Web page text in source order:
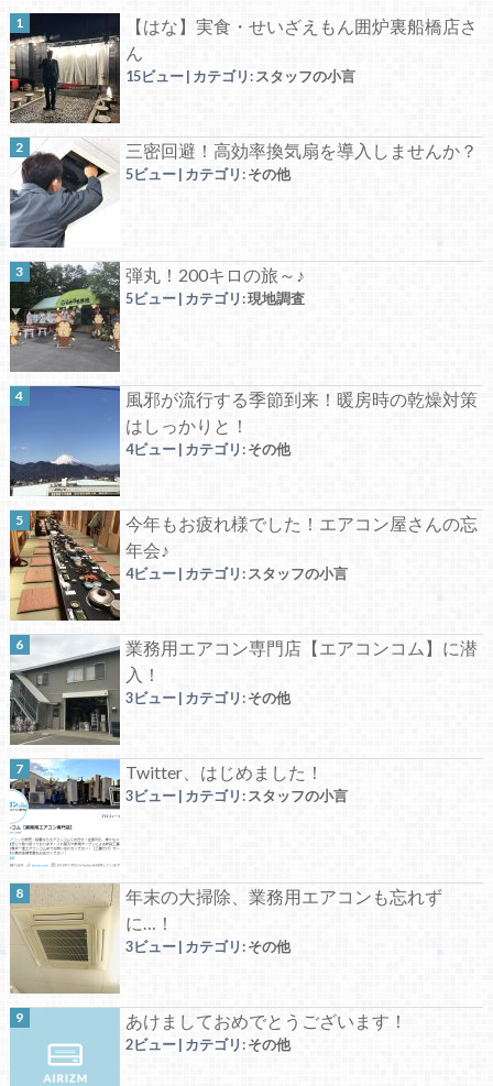
【はな】実食・せいざえもん囲炉裏船橋店さ
ん
15ビュー| カテゴリ: スタッフの小言
三密回避！高効率換気扇を導入しませんか？
5ビュー| カテゴリ:その他
弾丸！200キロの旅～♪
5ビュー| カテゴリ:現地調査
風邪が流行する季節到来！暖房時の乾燥対策
はしっかりと！
4ビュー| カテゴリ:その他
今年もお疲れ様でした！エアコン屋さんの忘
年会♪
4ビュー| カテゴリ: スタッフの小言
業務用エアコン専門店【エアコンコム】に潜
入！
3ビュー| カテゴリ:その他
Twitter、はじめました！
3ビュー| カテゴリ: スタッフの小言
年末の大掃除、業務用エアコンも忘れず
に…！
3ビュー| カテゴリ:その他
あけましておめでとうございます！
2ビュー| カテゴリ:その他